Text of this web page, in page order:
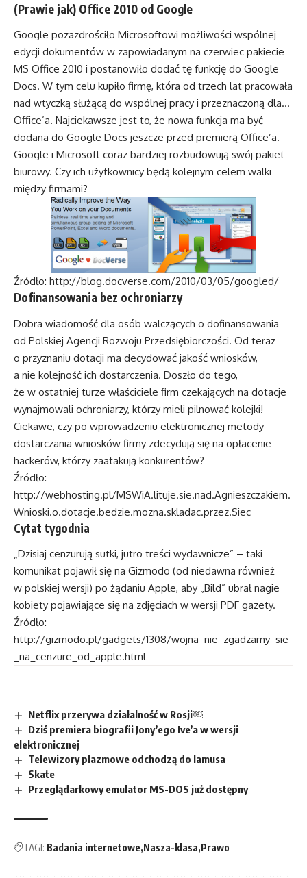
(Prawie jak) Office 2010 od Google
Google pozazdrościło Microsoftowi możliwości wspólnej
edycji dokumentów w zapowiadanym na czerwiec pakiecie
MS Office 2010 i postanowiło dodać tę funkcję do Google
Docs. W tym celu kupiło firmę, która od trzech lat pracowała
nad wtyczką służącą do wspólnej pracy i przeznaczoną dla…
Office’a. Najciekawsze jest to, że nowa funkcja ma być
dodana do Google Docs jeszcze przed premierą Office’a.
Google i Microsoft coraz bardziej rozbudowują swój pakiet
biurowy. Czy ich użytkownicy będą kolejnym celem walki
między firmami?
Źródło: http://blog.docverse.com/2010/03/05/googled/
Dofinansowania bez ochroniarzy
Dobra wiadomość dla osób walczących o dofinansowania
od Polskiej Agencji Rozwoju Przedsiębiorczości. Od teraz
o przyznaniu dotacji ma decydować jakość wniosków,
a nie kolejność ich dostarczenia. Doszło do tego,
że w ostatniej turze właściciele firm czekających na dotacje
wynajmowali ochroniarzy, którzy mieli pilnować kolejki!
Ciekawe, czy po wprowadzeniu elektronicznej metody
dostarczania wniosków firmy zdecydują się na opłacenie
hackerów, którzy zaatakują konkurentów?
Źródło:
http://webhosting.pl/MSWiA.lituje.sie.nad.Agnieszczakiem.
Wnioski.o.dotacje.bedzie.mozna.skladac.przez.Siec
Cytat tygodnia
„Dzisiaj cenzurują sutki, jutro treści wydawnicze” – taki
komunikat pojawił się na Gizmodo (od niedawna również
w polskiej wersji) po żądaniu Apple, aby „Bild” ubrał nagie
kobiety pojawiające się na zdjęciach w wersji PDF gazety.
Źródło:
http://gizmodo.pl/gadgets/1308/wojna_nie_zgadzamy_sie
_na_cenzure_od_apple.html
Netflix przerywa działalność w Rosji￼
Dziś premiera biografii Jony’ego Ive’a w wersji
elektronicznej
Telewizory plazmowe odchodzą do lamusa
Skate
Przeglądarkowy emulator MS-DOS już dostępny
TAGI: Badania internetowe Nasza-klasa Prawo